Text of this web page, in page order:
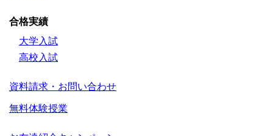
合格実績
大学入試
高校入試
資料請求・お問い合わせ
無料体験授業